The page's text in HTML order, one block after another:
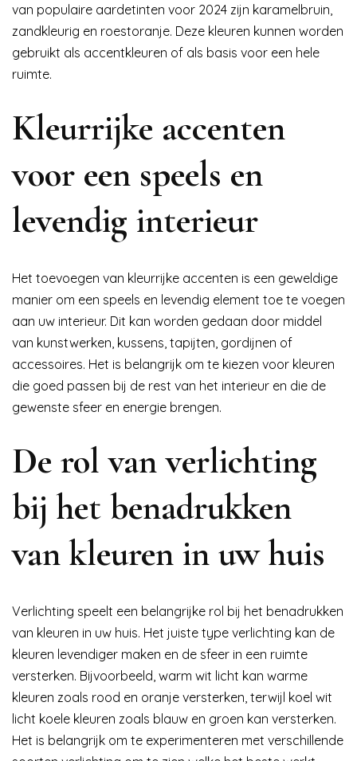
van populaire aardetinten voor 2024 zijn karamelbruin,
zandkleurig en roestoranje. Deze kleuren kunnen worden
gebruikt als accentkleuren of als basis voor een hele
ruimte.
Kleurrijke accenten
voor een speels en
levendig interieur
Het toevoegen van kleurrijke accenten is een geweldige
manier om een speels en levendig element toe te voegen
aan uw interieur. Dit kan worden gedaan door middel
van kunstwerken, kussens, tapijten, gordijnen of
accessoires. Het is belangrijk om te kiezen voor kleuren
die goed passen bij de rest van het interieur en die de
gewenste sfeer en energie brengen.
De rol van verlichting
bij het benadrukken
van kleuren in uw huis
Verlichting speelt een belangrijke rol bij het benadrukken
van kleuren in uw huis. Het juiste type verlichting kan de
kleuren levendiger maken en de sfeer in een ruimte
versterken. Bijvoorbeeld, warm wit licht kan warme
kleuren zoals rood en oranje versterken, terwijl koel wit
licht koele kleuren zoals blauw en groen kan versterken.
Het is belangrijk om te experimenteren met verschillende